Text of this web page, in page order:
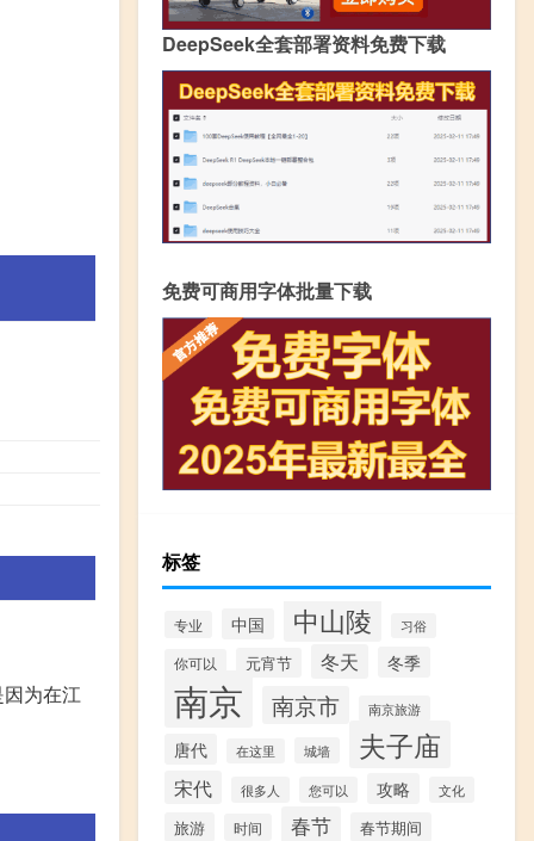
为在江
DeepSeek全套部署资料免费下载
免费可商用字体批量下载
标签
专业 中国 中山陵 习俗
你可以 元宵节 冬天 冬季
南京 南京市 南京旅游
唐代 在这里 城墙 夫子庙
宋代 很多人 您可以 攻略 文化
旅游 时间 春节 春节期间